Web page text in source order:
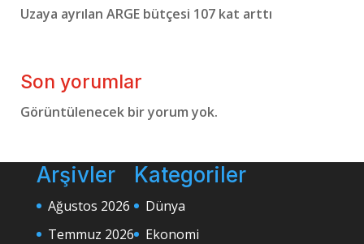
Uzaya ayrılan ARGE bütçesi 107 kat arttı
Son yorumlar
Görüntülenecek bir yorum yok.
Arşivler
Ağustos 2026
Temmuz 2026
Kategoriler
Dünya
Ekonomi